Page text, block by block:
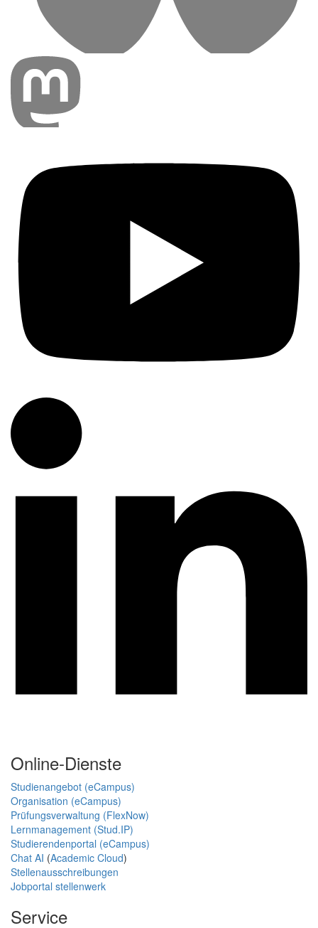
Online-Dienste
Studienangebot (eCampus)
Organisation (eCampus)
Prüfungsverwaltung (FlexNow)
Lernmanagement (Stud.IP)
Studierendenportal (eCampus)
Chat AI (Academic Cloud)
Stellenausschreibungen
Jobportal stellenwerk
Service